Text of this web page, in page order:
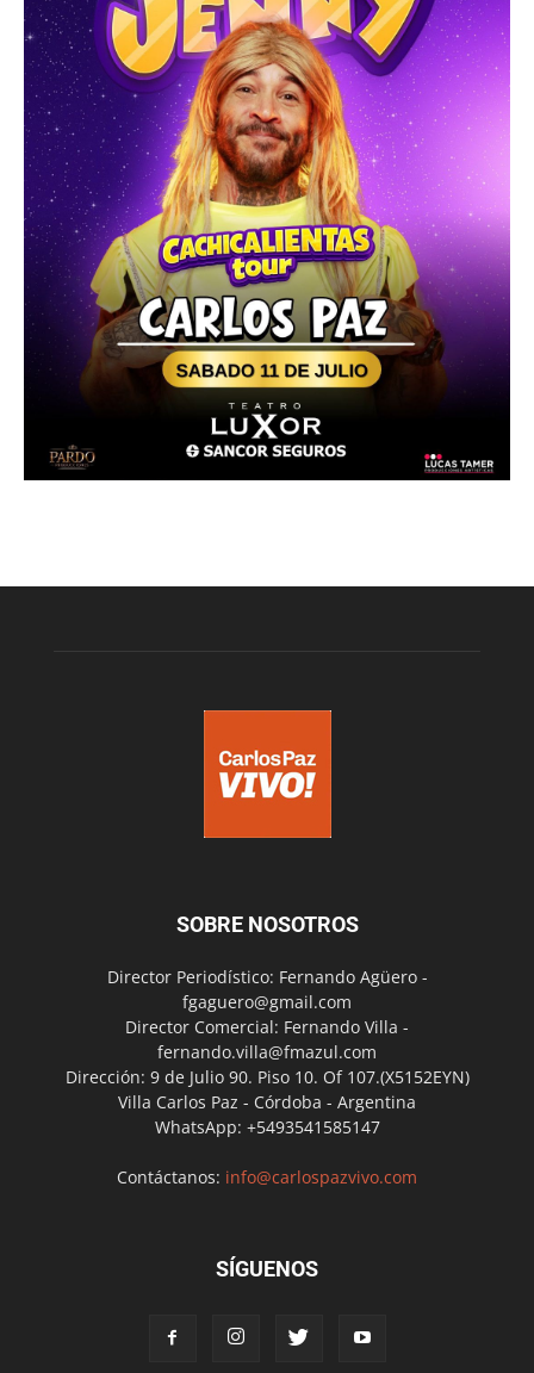
SOBRE NOSOTROS
Director Periodístico: Fernando Agüero -
fgaguero@gmail.com
Director Comercial: Fernando Villa -
fernando.villa@fmazul.com
Dirección: 9 de Julio 90. Piso 10. Of 107.(X5152EYN)
Villa Carlos Paz - Córdoba - Argentina
WhatsApp: +5493541585147
Contáctanos: info@carlospazvivo.com
SÍGUENOS